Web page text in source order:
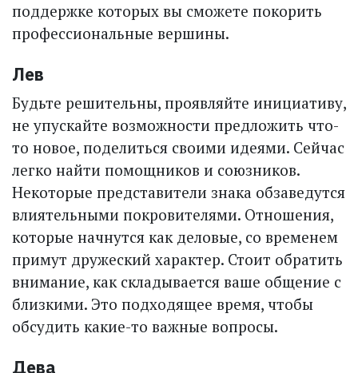
поддержке которых вы сможете покорить
профессиональные вершины.
Лев
Будьте решительны, проявляйте инициативу,
не упускайте возможности предложить что-
то новое, поделиться своими идеями. Сейчас
легко найти помощников и союзников.
Некоторые представители знака обзаведутся
влиятельными покровителями. Отношения,
которые начнутся как деловые, со временем
примут дружеский характер. Стоит обратить
внимание, как складывается ваше общение с
близкими. Это подходящее время, чтобы
обсудить какие-то важные вопросы.
Дева